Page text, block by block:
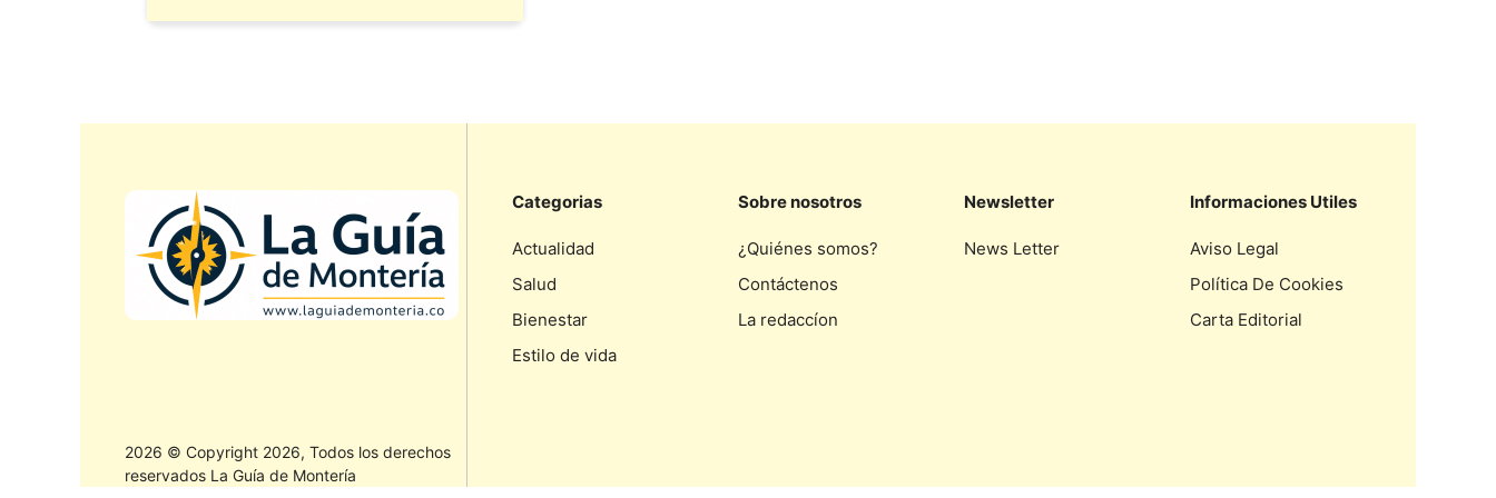
Categorias
Actualidad
Salud
Bienestar
Estilo de vida
Sobre nosotros
¿Quiénes somos?
Contáctenos
La redaccíon
Newsletter
News Letter
Informaciones Utiles
Aviso Legal
Política De Cookies
Carta Editorial
2026 © Copyright 2026, Todos los derechos
reservados La Guía de Montería